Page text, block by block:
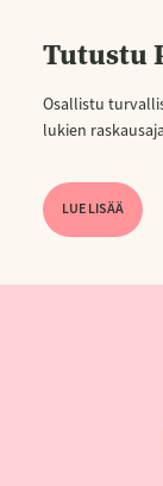
Tutustu
Osallistu
lukien
LUE LISÄÄ